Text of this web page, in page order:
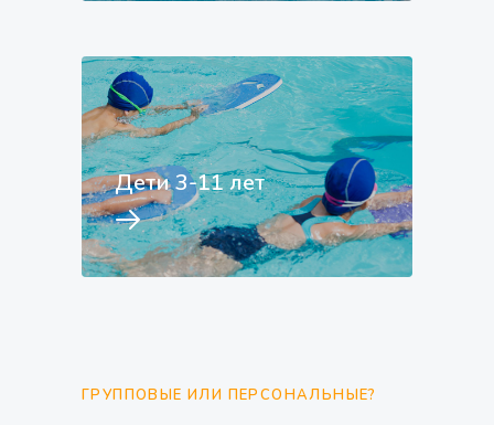
Дети 3-11 лет
ГРУППОВЫЕ ИЛИ ПЕРСОНАЛЬНЫЕ?